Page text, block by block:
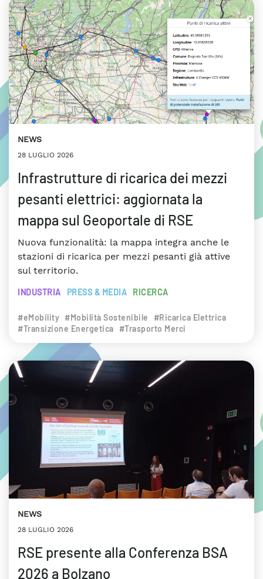
NEWS
28 LUGLIO 2026
Infrastrutture di ricarica dei mezzi
pesanti elettrici: aggiornata la
mappa sul Geoportale di RSE
Nuova funzionalità: la mappa integra anche le
stazioni di ricarica per mezzi pesanti già attive
sul territorio.
INDUSTRIA PRESS & MEDIA RICERCA
#eMobility #Mobilità Sostenibile
#Ricarica Elettrica
#Transizione Energetica
#Trasporto Merci
NEWS
28 LUGLIO 2026
RSE presente alla Conferenza BSA
2026 a Bolzano